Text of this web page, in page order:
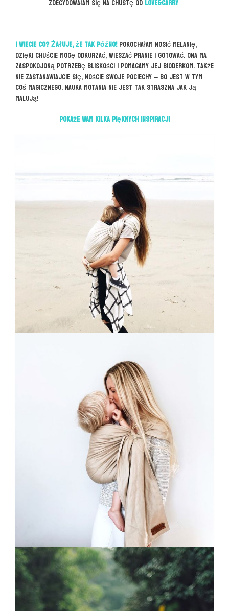
Zdecydowałam się na chustę od Love&Carry
I wiecie co? Żałuje, że tak późno! Pokochałam nosić Melanię,
dzięki chuście mogę odkurzać, wieszać pranie i gotować. Ona ma
zaspokojoną potrzebę bliskości i pomagamy jej bioderkom. Także
nie zastanawiajcie się, noście swoje pociechy – bo jest w tym
coś magicznego. Nauka motania nie jest tak straszna jak ją
malują!
Pokaże Wam kilka pięknych inspiracji